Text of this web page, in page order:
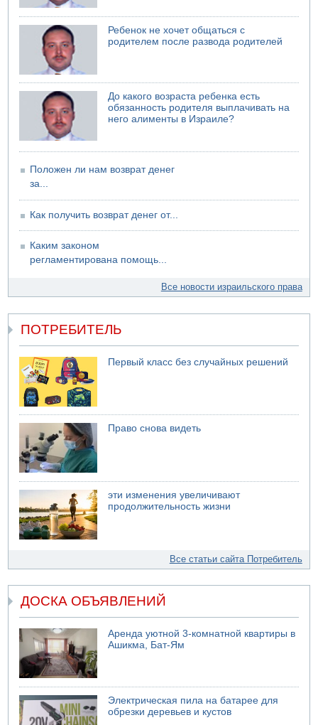
06.08.2026 08:11
Украинская атака на российский НПЗ
05.08.2026 18:30
Израиль провел испытания системы противоракетной
обороны "Хец"
05.08.2026 18:28
МАДА призывает израильтян срочно сдавать кровь
Ребенок не хочет общаться с
родителем после развода родителей
До какого возраста ребенка есть
обязанность родителя выплачивать на
него алименты в Израиле?
Положен ли нам возврат денег
за...
Как получить возврат денег от...
Каким законом
регламентирована помощь...
Все новости израильского права
ПОТРЕБИТЕЛЬ
Первый класс без случайных решений
Право снова видеть
эти изменения увеличивают
продолжительность жизни
Все статьи сайта Потребитель
ДОСКА ОБЪЯВЛЕНИЙ
Аренда уютной 3-комнатной квартиры в
Ашикма, Бат-Ям
Электрическая пила на батарее для
обрезки деревьев и кустов